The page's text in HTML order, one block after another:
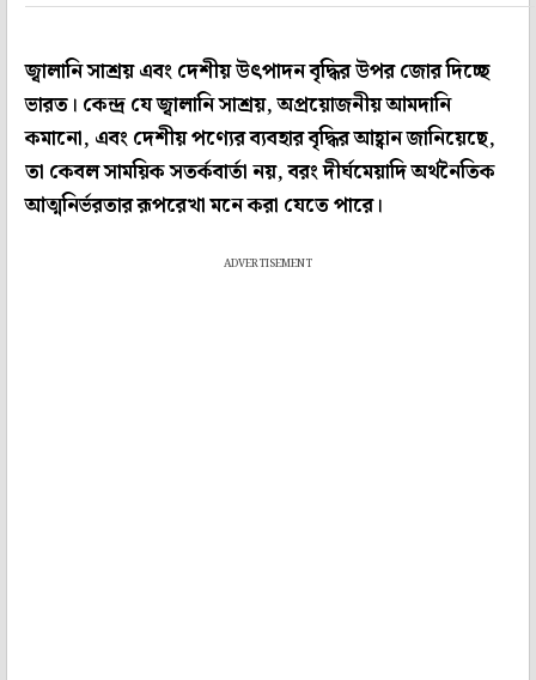
জ্বালানি সাশ্রয় এবং দেশীয় উৎপাদন বৃদ্ধির উপর জোর দিচ্ছে
ভারত। কেন্দ্র যে জ্বালানি সাশ্রয়, অপ্রয়োজনীয় আমদানি
কমানো, এবং দেশীয় পণ্যের ব্যবহার বৃদ্ধির আহ্বান জানিয়েছে,
তা কেবল সাময়িক সতর্কবার্তা নয়, বরং দীর্ঘমেয়াদি অর্থনৈতিক
আত্মনির্ভরতার রূপরেখা মনে করা যেতে পারে।
ADVERTISEMENT